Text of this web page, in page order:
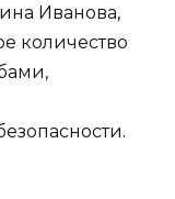
Иванова,
количество